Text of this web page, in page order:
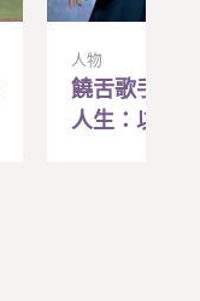
人物
饒舌歌手Lizi
人生：以前